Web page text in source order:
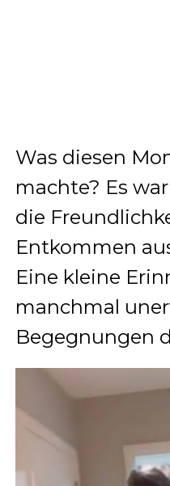
Was diesen
machte? Es
die
Entkommen
Eine kleine
manchmal
Begegnungen